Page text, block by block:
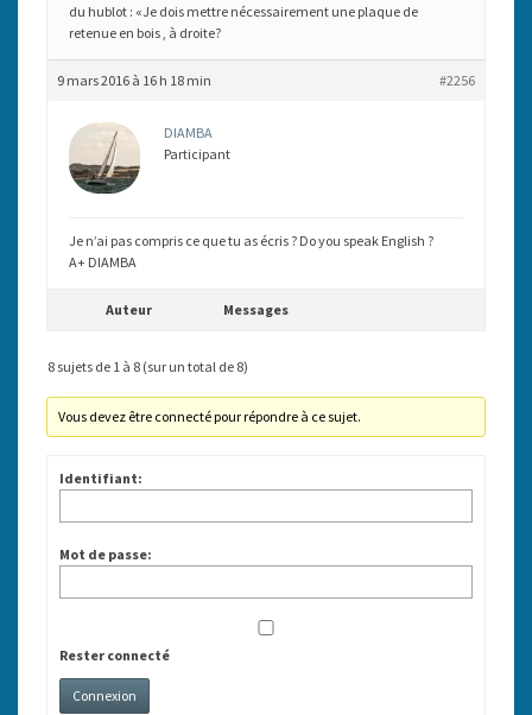
du hublot : «Je dois mettre nécessairement une plaque de
retenue en bois , à droite?
9 mars 2016 à 16 h 18 min #2256
DIAMBA
Participant
Je n’ai pas compris ce que tu as écris ? Do you speak English ?
A+ DIAMBA
Auteur Messages
8 sujets de 1 à 8 (sur un total de 8)
Vous devez être connecté pour répondre à ce sujet.
Identifiant:
Mot de passe:
Rester connecté
Connexion